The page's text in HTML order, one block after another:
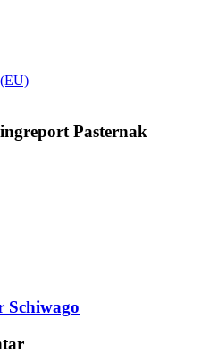
Pasternak
Schiwago